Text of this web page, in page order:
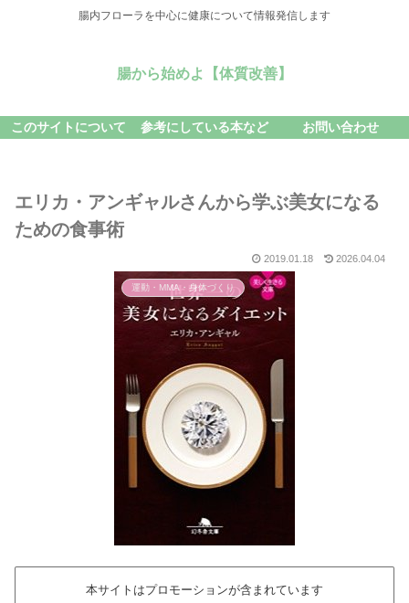
腸内フローラを中心に健康について情報発信します
腸から始めよ【体質改善】
このサイトについて 参考にしている本など お問い合わせ
エリカ・アンギャルさんから学ぶ美女になる
ための食事術
2019.01.18 2026.04.04
運動・MMA・身体づくり
本サイトはプロモーションが含まれています